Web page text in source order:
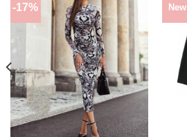
-17%
ΠΡΌΣΘΉΚΗ
ΣΤΗΝ
ΛΊΣΤΑ
ΕΠΙΘΥΜΙΏΝ
New